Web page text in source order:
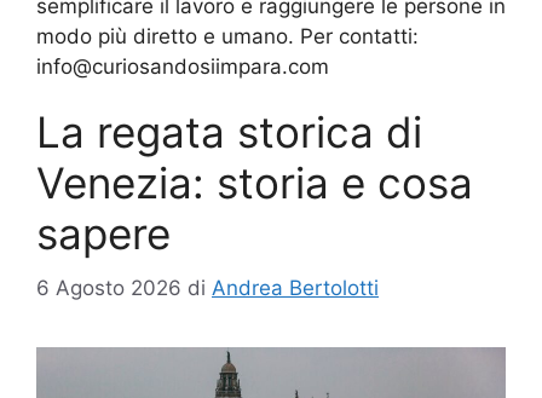
semplificare il lavoro e raggiungere le persone in
modo più diretto e umano. Per contatti:
info@curiosandosiimpara.com
La regata storica di
Venezia: storia e cosa
sapere
6 Agosto 2026 di Andrea Bertolotti